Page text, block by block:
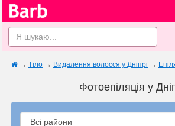
→ Тіло → Видалення волосся у Дніпрі →
Фотоепіляція у